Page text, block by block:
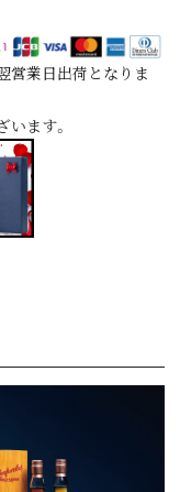
営業日出荷となりま
ます。